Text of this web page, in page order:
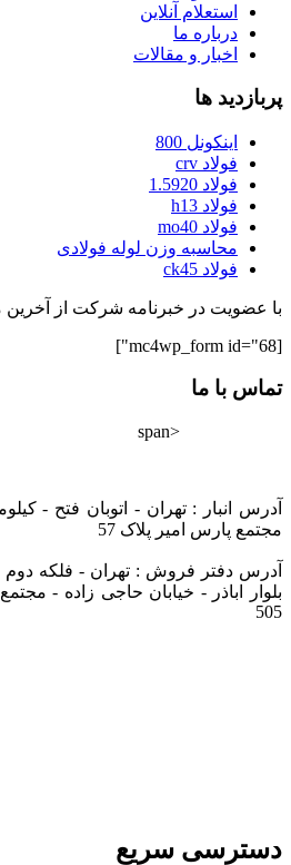
استعلام آنلاین
درباره ما
اخبار و مقالات
پربازدید ها
اینکونل 800
فولاد crv
فولاد 1.5920
فولاد h13
فولاد mo40
محاسبه وزن لوله فولادی
فولاد ck45
با عضویت در خبرنامه شرکت از آخرین
[mc4wp_form id="68"]
تماس با ما
<span
مجتمع پارس امیر پلاک 57
آدرس دفتر فروش : تهران - فلکه دوم
بلوار اباذر - خیابان حاجی زاده -
505
دسترسی سریع